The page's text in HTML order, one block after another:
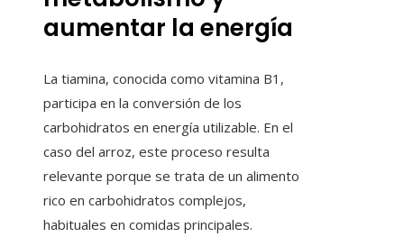
aumentar la energía
La tiamina, conocida como vitamina B1,
participa en la conversión de los
carbohidratos en energía utilizable. En el
caso del arroz, este proceso resulta
relevante porque se trata de un alimento
rico en carbohidratos complejos,
habituales en comidas principales.